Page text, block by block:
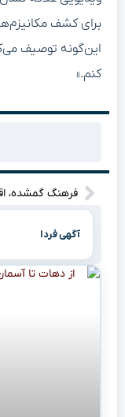
برای کشف
این‌گونه توصیف
کنم.»
آگهی فردا